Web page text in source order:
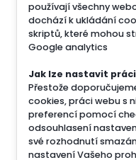
používají všechny
dochází k ukládání
skriptů, které mohou
Google analytics
Jak lze nastavit
Přestože
cookies, práci webu s
preferencí pomocí
odsouhlasení
své rozhodnutí
nastavení Vašeho